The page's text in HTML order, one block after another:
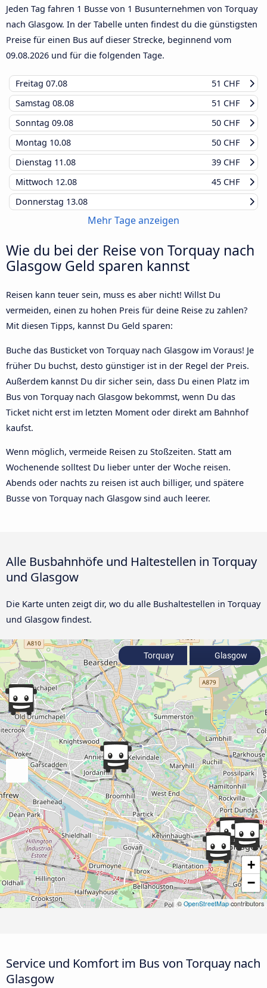
Jeden Tag fahren 1 Busse von 1 Busunternehmen von Torquay
nach Glasgow. In der Tabelle unten findest du die günstigsten
Preise für einen Bus auf dieser Strecke, beginnend vom
09.08.2026 und für die folgenden Tage.
Freitag 07.08
51 CHF
Samstag 08.08
51 CHF
Sonntag 09.08
50 CHF
Montag 10.08
50 CHF
Dienstag 11.08
39 CHF
Mittwoch 12.08
45 CHF
Donnerstag 13.08
Mehr Tage anzeigen
Wie du bei der Reise von Torquay nach
Glasgow Geld sparen kannst
Reisen kann teuer sein, muss es aber nicht! Willst Du
vermeiden, einen zu hohen Preis für deine Reise zu zahlen?
Mit diesen Tipps, kannst Du Geld sparen:
Buche das Busticket von Torquay nach Glasgow im Voraus! Je
früher Du buchst, desto günstiger ist in der Regel der Preis.
Außerdem kannst Du dir sicher sein, dass Du einen Platz im
Bus von Torquay nach Glasgow bekommst, wenn Du das
Ticket nicht erst im letzten Moment oder direkt am Bahnhof
kaufst.
Wenn möglich, vermeide Reisen zu Stoßzeiten. Statt am
Wochenende solltest Du lieber unter der Woche reisen.
Abends oder nachts zu reisen ist auch billiger, und spätere
Busse von Torquay nach Glasgow sind auch leerer.
Alle Busbahnhöfe und Haltestellen in Torquay
und Glasgow
Die Karte unten zeigt dir, wo du alle Bushaltestellen in Torquay
und Glasgow findest.
+
−
©OpenStreetMap contributors
Torquay Glasgow
Service und Komfort im Bus von Torquay nach
Glasgow